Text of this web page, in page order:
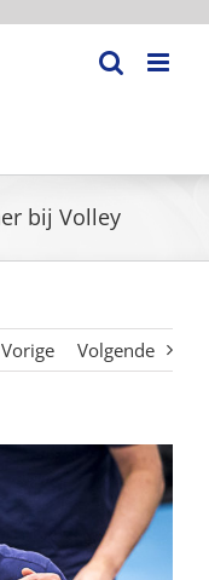
Vorige Volgende